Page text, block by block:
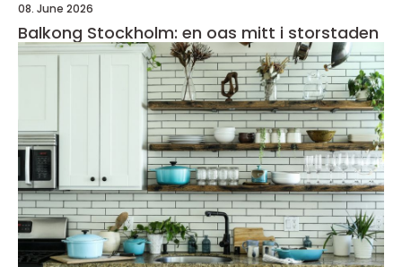
08. June 2026
Balkong Stockholm: en oas mitt i storstaden